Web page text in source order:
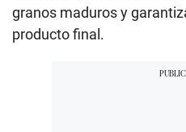
granos maduros y
producto final.